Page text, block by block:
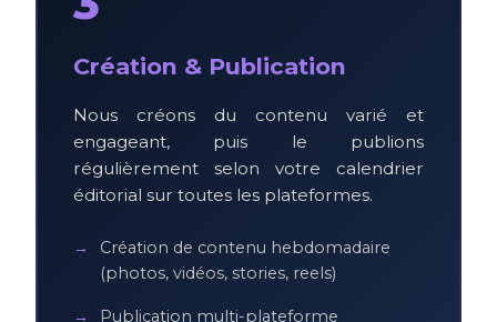
Création & Publication
Nous créons du contenu varié et
engageant, puis le publions
régulièrement selon votre calendrier
éditorial sur toutes les plateformes.
Création de contenu hebdomadaire
(photos, vidéos, stories, reels)
Publication multi-plateforme